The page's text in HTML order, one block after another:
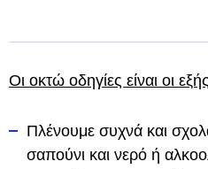
Οι οκτώ οδηγίες είναι οι
Πλένουμε συχνά και
σαπούνι και νερό ή